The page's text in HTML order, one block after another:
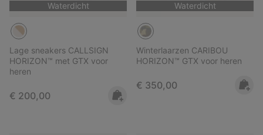
Waterdicht
Lage sneakers CALLSIGN
HORIZON™ met GTX voor
heren
Regular price:
€ 200,00
Waterdicht
Winterlaarzen CARIBOU
HORIZON™ GTX voor heren
Regular price:
€ 350,00